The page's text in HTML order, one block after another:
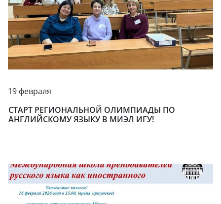
19 февраля
СТАРТ РЕГИОНАЛЬНОЙ ОЛИМПИАДЫ ПО
АНГЛИЙСКОМУ ЯЗЫКУ В МИЭЛ ИГУ!